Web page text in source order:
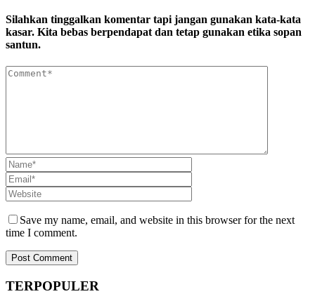
Silahkan tinggalkan komentar tapi jangan gunakan kata-kata
kasar. Kita bebas berpendapat dan tetap gunakan etika sopan
santun.
Save my name, email, and website in this browser for the next
time I comment.
TERPOPULER